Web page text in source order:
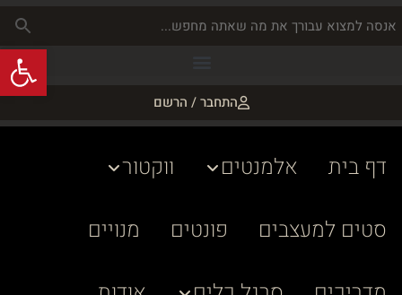
התחבר / הרשם
דף בית אלמנטים
ווקטור
סטים למעצבים
פונטים
מנויים